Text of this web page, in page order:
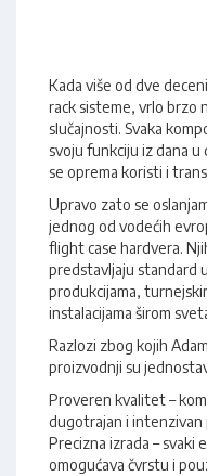
Kada više od dve
rack sisteme, vrlo brzo
slučajnosti. Svaka
svoju funkciju iz dana u
se oprema koristi i
Upravo zato se
jednog od vodećih
flight case hardvera.
predstavljaju standard
produkcijama,
instalacijama širom
Razlozi zbog kojih
proizvodnji su
Proveren kvalitet –
dugotrajan i intenzivan
Precizna izrada – svaki
omogućava čvrstu i